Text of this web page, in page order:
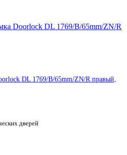
DL 1769/B/65mm/ZN/R правый,
дверей